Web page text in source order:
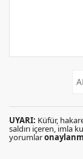
UYARI: Küfür,
saldırı içeren, imla
yorumlar